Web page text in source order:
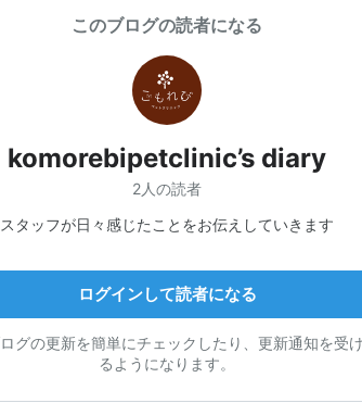
このブログの読者になる
komorebipetclinic’s diary
2人の読者
スタッフが日々感じたことをお伝えしていきます
ログインして読者になる
グの更新を簡単にチェックしたり、更新通知を受
るようになります。